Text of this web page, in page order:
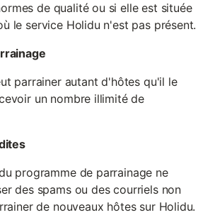
de qualité ou si elle est située
le service Holidu n'est pas présent.
parrainer autant d'hôtes qu'il le
un nombre illimité de
programme de parrainage ne
des spams ou des courriels non
de nouveaux hôtes sur Holidu.